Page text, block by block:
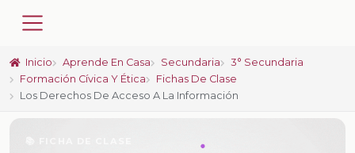
Inicio Aprende En Casa Secundaria
3° Secundaria
Formación Cívica Y Ética
Fichas De Clase
Los Derechos De Acceso A La Información